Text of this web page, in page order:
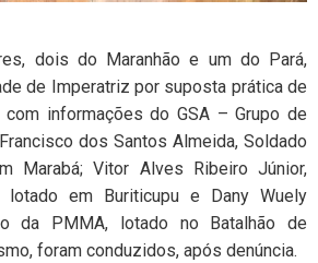
dois do Maranhão e um do Pará,
de Imperatriz por suposta prática de
informações do GSA – Grupo de
dos Santos Almeida, Soldado
Marabá; Vitor Alves Ribeiro Júnior,
lotado em Buriticupu e Dany Wuely
da PMMA, lotado no Batalhão de
foram conduzidos, após denúncia.